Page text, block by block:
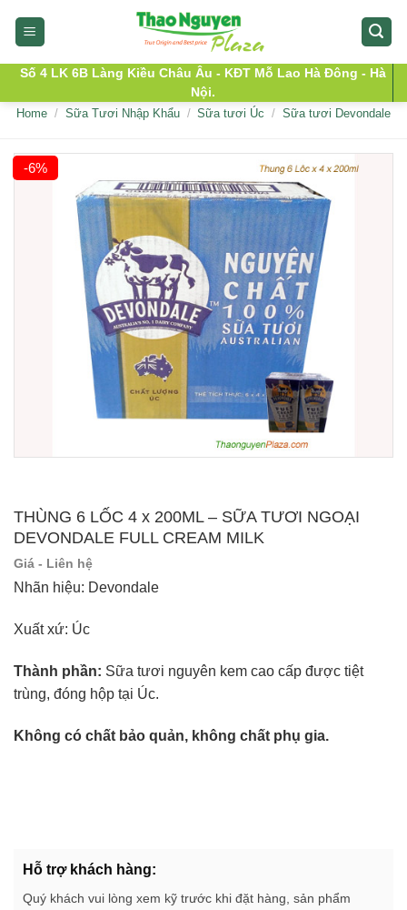
Số 4 LK 6B Làng Kiều Châu Âu - KĐT Mỗ Lao Hà Đông - Hà
Nội.
Home / Sữa Tươi Nhập Khẩu / Sữa tươi Úc / Sữa tươi Devondale
-6%
THÙNG 6 LỐC 4 x 200ML – SỮA TƯƠI NGOẠI
DEVONDALE FULL CREAM MILK
Giá - Liên hệ
Nhãn hiệu: Devondale
Xuất xứ: Úc
Thành phần: Sữa tươi nguyên kem cao cấp được tiệt
trùng, đóng hộp tại Úc.
Không có chất bảo quản, không chất phụ gia.
Hỗ trợ khách hàng:
Quý khách vui lòng xem kỹ trước khi đặt hàng, sản phẩm